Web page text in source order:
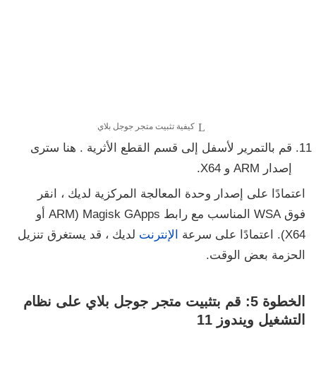
كيفية تثبيت متجر جوجل بلاي
قم بالتمرير لأسفل إلى قسم القطع الأثرية . هنا سترى
إصدار ARM و X64.
اعتمادًا على إصدار وحدة المعالجة المركزية لديك ، انقر
فوقWSA المناسب مع رابط Magisk GApps
(ARM أو
X64).
اعتمادًا على سرعة الإنترنت لديك ، قد يستغرق تنزيل
الحزمة بعض الوقت.
الخطوة 5: قم بتثبيت متجر جوجل بلاي على نظام
التشغيل ويندوز 11